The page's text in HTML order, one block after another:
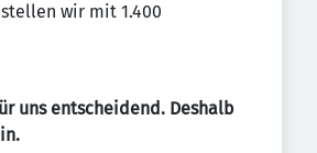
wir mit 1.400
uns entscheidend. Deshalb